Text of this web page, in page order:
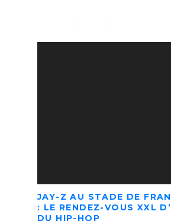
JAY-Z AU STADE DE
: LE RENDEZ-VOUS XXL
DU HIP-HOP